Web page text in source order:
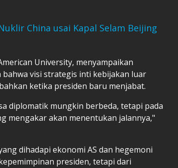
China usai Kapal Selam Beijing
University, menyampaikan
visi strategis inti kebijakan luar
ketika presiden baru menjabat.
diplomatik mungkin berbeda, tetapi pada
mengakar akan menentukan jalannya,"
dihadapi ekonomi AS dan hegemoni
presiden, tetapi dari